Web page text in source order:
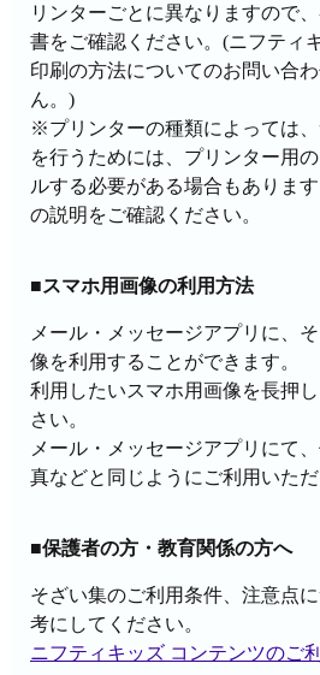
リンターごとに異なりますので
書をご確認ください。(ニフティ
印刷の方法についてのお問い合
ん。)
※プリンターの種類によっては
を行うためには、プリンター用
ルする必要がある場合もありま
の説明をご確認ください。
■スマホ用画像の利用方法
メール・メッセージアプリに、
像を利用することができます。
利用したいスマホ用画像を長押
さい。
メール・メッセージアプリにて
真などと同じようにご利用いただ
■保護者の方・教育関係の方へ
そざい集のご利用条件、注意点
考にしてください。
ニフティキッズ コンテンツのご